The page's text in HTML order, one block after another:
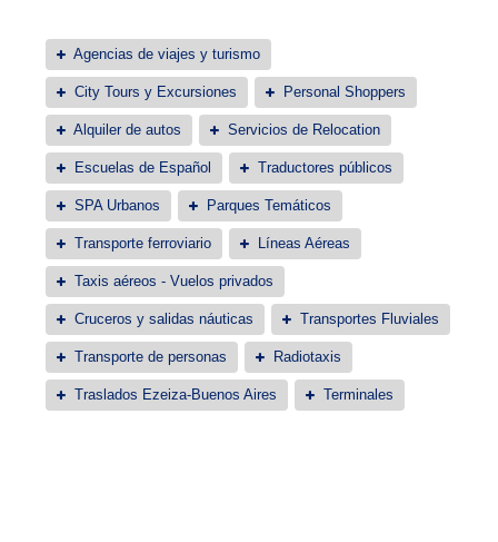
Agencias de viajes y turismo
City Tours y Excursiones Personal Shoppers
Alquiler de autos Servicios de Relocation
Escuelas de Español Traductores públicos
SPA Urbanos Parques Temáticos
Transporte ferroviario Líneas Aéreas
Taxis aéreos - Vuelos privados
Cruceros y salidas náuticas Transportes Fluviales
Transporte de personas Radiotaxis
Traslados Ezeiza-Buenos Aires Terminales